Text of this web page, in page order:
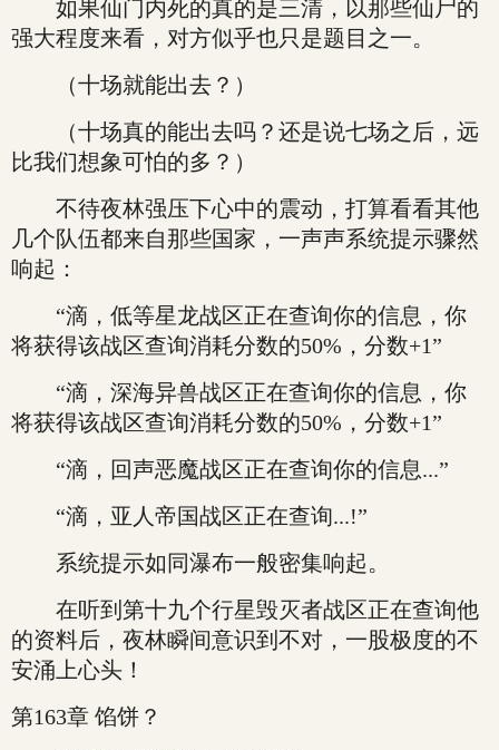
如果仙门内死的真的是三清，以那些仙尸的
强大程度来看，对方似乎也只是题目之一。
（十场就能出去？）
（十场真的能出去吗？还是说七场之后，远
比我们想象可怕的多？）
不待夜林强压下心中的震动，打算看看其他
几个队伍都来自那些国家，一声声系统提示骤然
响起：
“滴，低等星龙战区正在查询你的信息，你
将获得该战区查询消耗分数的50%，分数+1”
“滴，深海异兽战区正在查询你的信息，你
将获得该战区查询消耗分数的50%，分数+1”
“滴，回声恶魔战区正在查询你的信息...”
“滴，亚人帝国战区正在查询...!”
系统提示如同瀑布一般密集响起。
在听到第十九个行星毁灭者战区正在查询他
的资料后，夜林瞬间意识到不对，一股极度的不
安涌上心头！
第163章 馅饼？